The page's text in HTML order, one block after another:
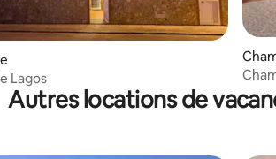
Lagos
Autres locations de